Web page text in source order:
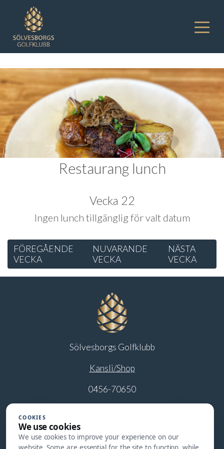
Restaurang lunch
Vecka 22
Ingen lunch tillgänglig för valt datum
FÖREGÅENDE
VECKA
NUVARANDE
VECKA
NÄSTA
VECKA
Sölvesborgs Golfklubb
Kansli/Shop
0456-70650
COOKIES
We use cookies
We use cookies to improve your experience on our